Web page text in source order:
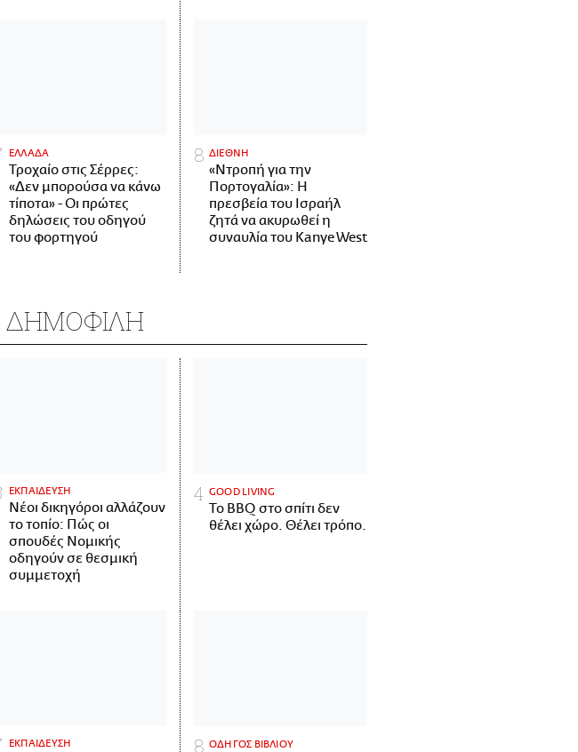
ΕΛΛΑΔΑ
Τροχαίο στις Σέρρες:
«Δεν μπορούσα να κάνω
τίποτα» - Οι πρώτες
δηλώσεις του οδηγού
του φορτηγού
ΔΙΕΘΝΗ
«Ντροπή για την
Πορτογαλία»: Η
πρεσβεία του Ισραήλ
ζητά να ακυρωθεί η
συναυλία του Kanye West
ΔΗΜΟΦΙΛΗ
ΕΚΠΑΙΔΕΥΣΗ
Νέοι δικηγόροι αλλάζουν
το τοπίο: Πώς οι
σπουδές Νομικής
οδηγούν σε θεσμική
συμμετοχή
GOOD LIVING
Το BBQ στο σπίτι δεν
θέλει χώρο. Θέλει τρόπο.
ΕΚΠΑΙΔΕΥΣΗ ΟΔΗΓΟΣ ΒΙΒΛΙΟΥ